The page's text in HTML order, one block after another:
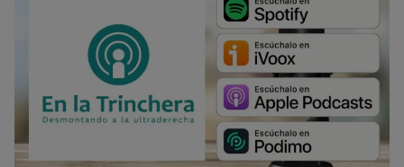
No dar mi información personal
Opciones de cookies Aceptar cookies
Rechazar cookies Política de cookies